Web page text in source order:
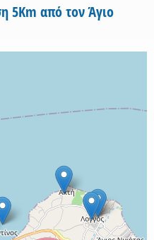
5Km από τον Άγιο